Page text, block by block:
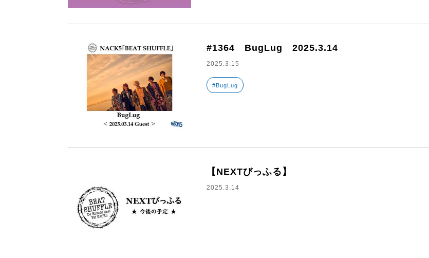
#1364 BugLug 2025.3.14
2025.3.15
#BugLug
【NEXTびっふる】
2025.3.14